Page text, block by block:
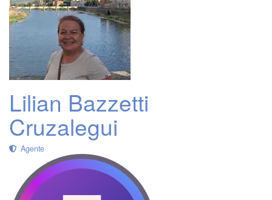
Lilian Bazzetti
Cruzalegui
Agente